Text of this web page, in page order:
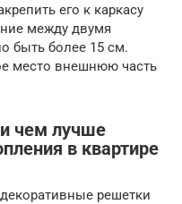
его к каркасу
между двумя
быть более 15 см.
место внешнюю часть
чем лучше
в квартире
решетки